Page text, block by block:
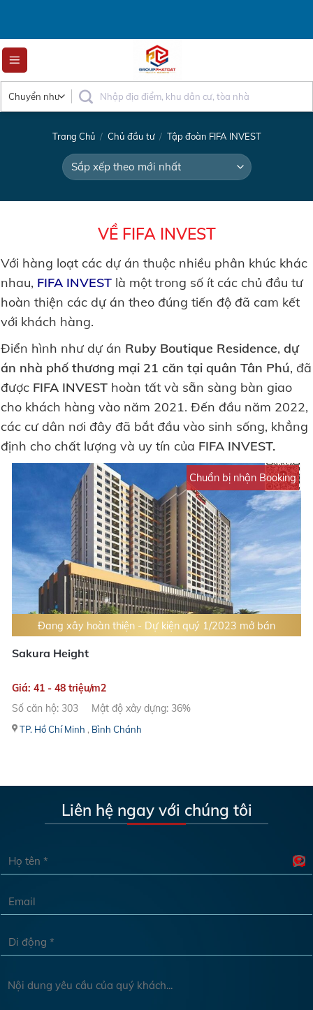
content
Trang Chủ / Chủ đầu tư / Tập đoàn FIFA INVEST
VỀ FIFA INVEST
Với hàng loạt các dự án thuộc nhiều phân khúc khác
nhau, FIFA INVEST là một trong số ít các chủ đầu tư
hoàn thiện các dự án theo đúng tiến độ đã cam kết
với khách hàng.
Điển hình như dự án Ruby Boutique Residence, dự
án nhà phố thương mại 21 căn tại quân Tân Phú, đã
được FIFA INVEST hoàn tất và sẵn sàng bàn giao
cho khách hàng vào năm 2021. Đến đầu năm 2022,
các cư dân nơi đây đã bắt đầu vào sinh sống, khẳng
định cho chất lượng và uy tín của FIFA INVEST.
Chuẩn bị nhận Booking
Đang xây hoàn thiện - Dự kiện quý 1/2023 mở bán
Sakura Height
Giá: 41 - 48 triệu/m2
Số căn hộ: 303
Mật độ xây dựng: 36%
TP. Hồ Chí Minh , Bình Chánh
Liên hệ ngay với chúng tôi